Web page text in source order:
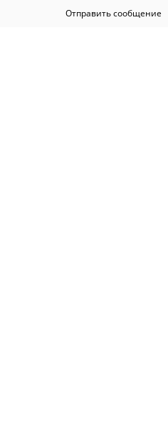
Отправить сообщение